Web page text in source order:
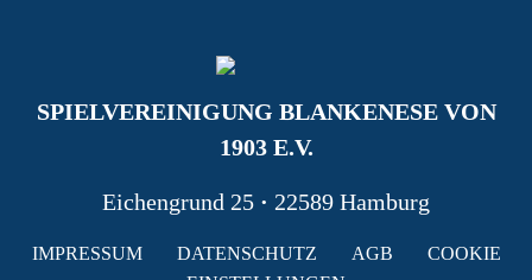
SPIELVEREINIGUNG BLANKENESE VON
1903 E.V.
Eichengrund 25 · 22589 Hamburg
IMPRESSUM DATENSCHUTZ AGB
COOKIE